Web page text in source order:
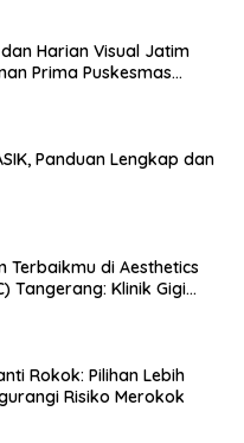
Harian Visual Jatim
Prima Puskesmas
Panduan Lengkap dan
Terbaikmu di Aesthetics
Tangerang: Klinik Gigi
Rokok: Pilihan Lebih
Risiko Merokok